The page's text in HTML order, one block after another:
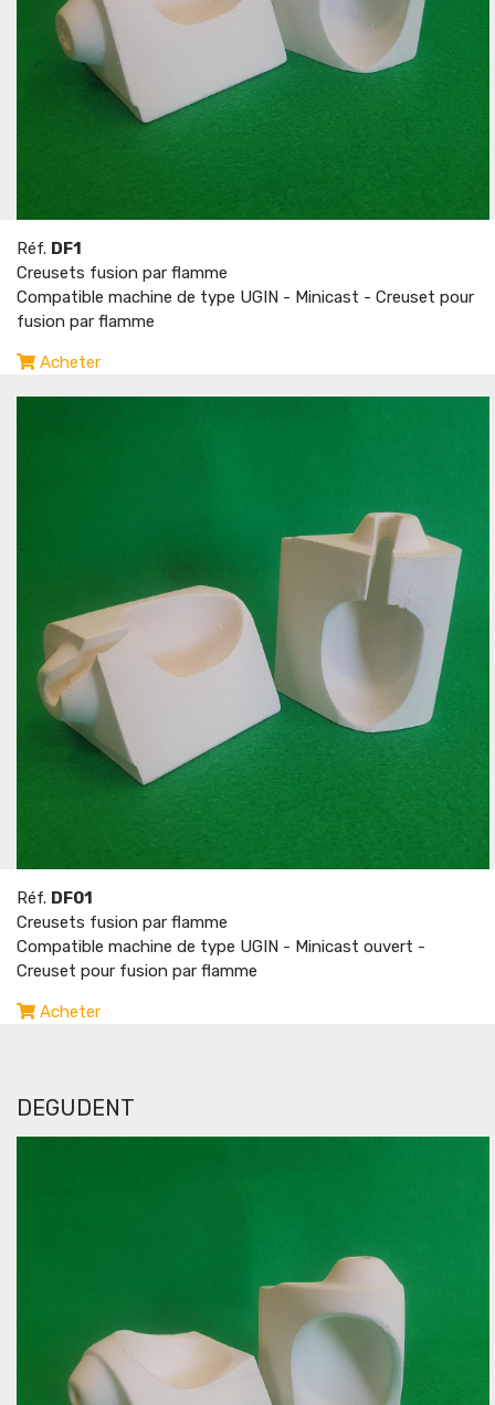
Réf. DF1
Creusets fusion par flamme
Compatible machine de type UGIN - Minicast - Creuset pour
fusion par flamme
Acheter
Réf. DF01
Creusets fusion par flamme
Compatible machine de type UGIN - Minicast ouvert -
Creuset pour fusion par flamme
Acheter
DEGUDENT